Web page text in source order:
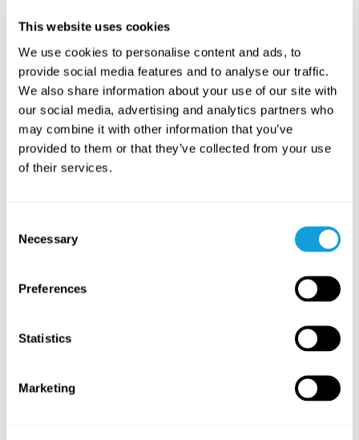
This website uses cookies
We use cookies to personalise content and ads, to
provide social media features and to analyse our traffic.
We also share information about your use of our site with
our social media, advertising and analytics partners who
may combine it with other information that you’ve
provided to them or that they’ve collected from your use
of their services.
Selection
Necessary
Preferences
Statistics
Marketing
A grounding meditation using sight, sound, and bodily
sensations to help you gently settle the mind.
LAGRE I FAVORITTER
30 min
PASSAR ALLA
Somatic Flow – mjukna i höfterna
Långsamma och inkännande rörelser som ger höfterna
möjlighet att mjukna varsamt.